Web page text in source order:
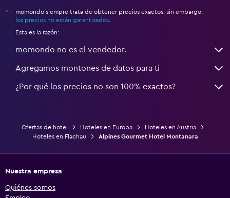
*
momondo siempre trata de obtener precios exactos, sin embargo,
los precios no están garantizados
Esta es la razón:
momondo no es el vendedor.
Agregamos montones de datos para ti
¿Por qué los precios no son 100% exactos?
Ofertas de hotel Hoteles en Europa
Hoteles en Austria
Hoteles en Flachau
Alpines Gourmet Hotel Montanara
Nuestra empresa
Quiénes somos